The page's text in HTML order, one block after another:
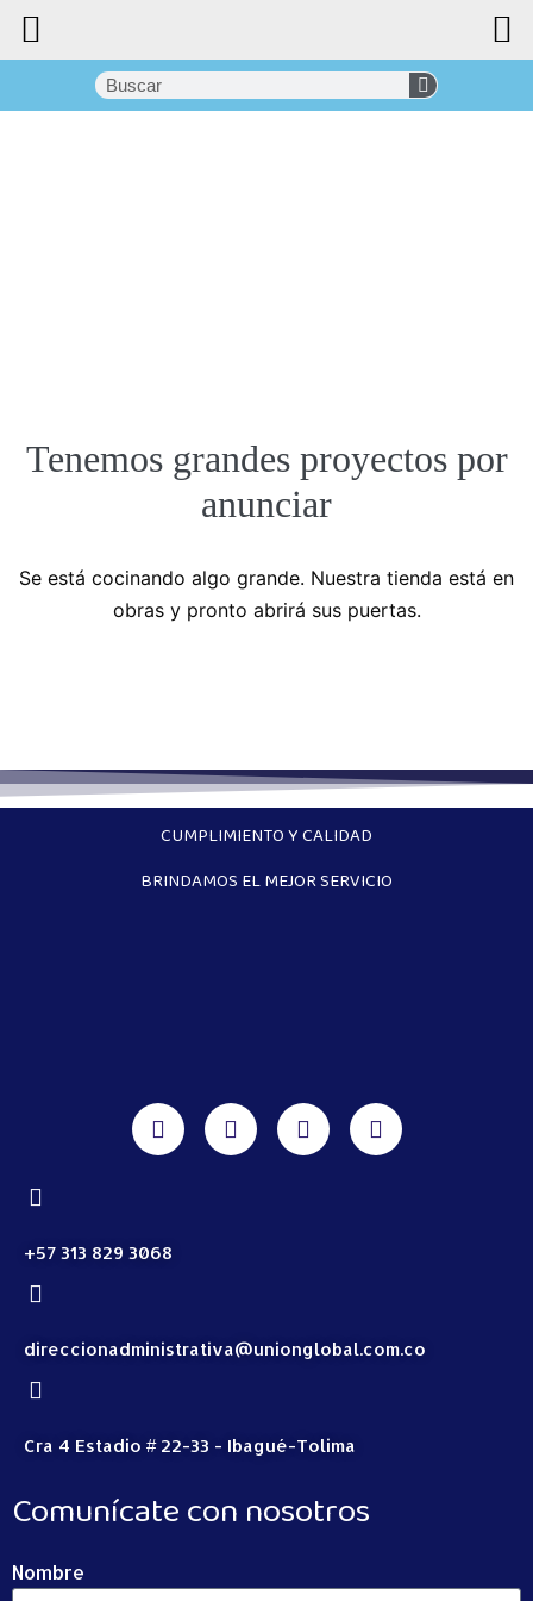
Tenemos grandes proyectos por
anunciar
Se está cocinando algo grande. Nuestra tienda está en
obras y pronto abrirá sus puertas.
CUMPLIMIENTO Y CALIDAD
BRINDAMOS EL MEJOR SERVICIO
+57 313 829 3068
direccionadministrativa@unionglobal.com.co
Cra 4 Estadio # 22-33 - Ibagué-Tolima
Comunícate con nosotros
Nombre